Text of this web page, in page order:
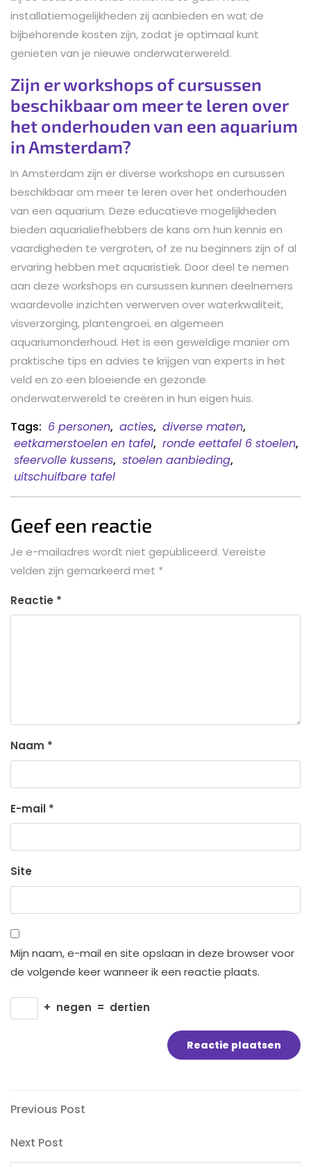
installatiemogelijkheden zij aanbieden en wat de
bijbehorende kosten zijn, zodat je optimaal kunt
genieten van je nieuwe onderwaterwereld.
Zijn er workshops of cursussen
beschikbaar om meer te leren over
het onderhouden van een aquarium
in Amsterdam?
In Amsterdam zijn er diverse workshops en cursussen
beschikbaar om meer te leren over het onderhouden
van een aquarium. Deze educatieve mogelijkheden
bieden aquarialiefhebbers de kans om hun kennis en
vaardigheden te vergroten, of ze nu beginners zijn of al
ervaring hebben met aquaristiek. Door deel te nemen
aan deze workshops en cursussen kunnen deelnemers
waardevolle inzichten verwerven over waterkwaliteit,
visverzorging, plantengroei, en algemeen
aquariumonderhoud. Het is een geweldige manier om
praktische tips en advies te krijgen van experts in het
veld en zo een bloeiende en gezonde
onderwaterwereld te creëren in hun eigen huis.
Tags: 6 personen, acties, diverse maten,
eetkamerstoelen en tafel, ronde eettafel 6 stoelen,
sfeervolle kussens, stoelen aanbieding,
uitschuifbare tafel
Geef een reactie
Je e-mailadres wordt niet gepubliceerd. Vereiste
velden zijn gemarkeerd met *
Reactie *
Naam *
E-mail *
Site
Mijn naam, e-mail en site opslaan in deze browser voor
de volgende keer wanneer ik een reactie plaats.
+ negen = dertien
Bericht
navigatie
Previous
Previous Post
Next
Next Post